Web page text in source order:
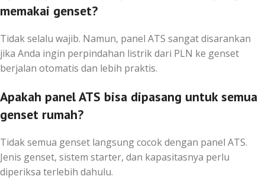
memakai genset?
Tidak selalu wajib. Namun, panel ATS sangat disarankan
jika Anda ingin perpindahan listrik dari PLN ke genset
berjalan otomatis dan lebih praktis.
Apakah panel ATS bisa dipasang untuk semua
genset rumah?
Tidak semua genset langsung cocok dengan panel ATS.
Jenis genset, sistem starter, dan kapasitasnya perlu
diperiksa terlebih dahulu.